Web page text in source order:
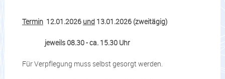
Termin 12.01.2026 und13.01.2026 (zweitägig)
jeweils 08.30 - ca. 15.30 Uhr
Für Verpflegung muss selbst gesorgt werden.